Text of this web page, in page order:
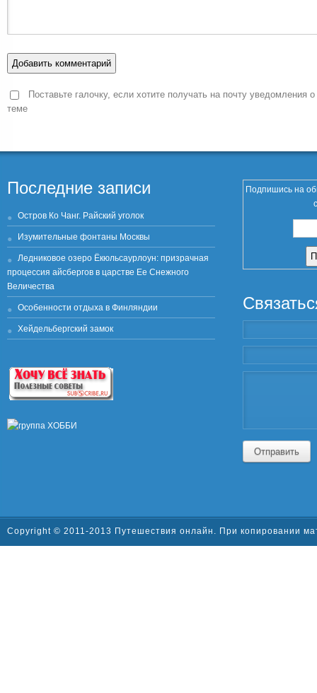
Поставьте галочку, если хотите получать на почту уведомления
теме
Последние записи
Остров Ко Чанг. Райский уголок
Изумительные фонтаны Москвы
Ледниковое озеро Ёкюльсаурлоун: призрачная
процессия айсбергов в царстве Ее Снежного
Величества
Особенности отдыха в Финляндии
Хейдельбергский замок
Подпишись на
Отправить
Copyright © 2011-2013 Путешествия онлайн. При копировании